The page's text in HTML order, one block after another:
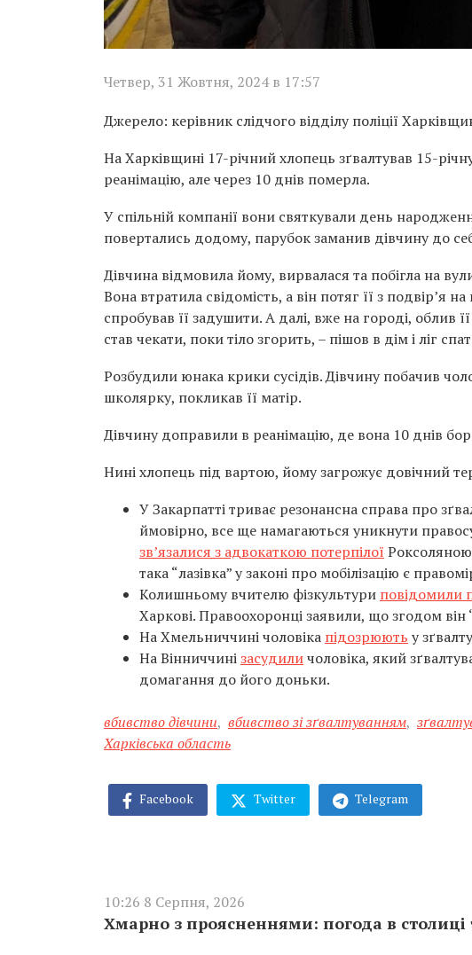
Четвер, 31 Жовтня, 2024 в 17:57
Джерело: керівник слідчого відділу поліції
На Харківщині 17-річний хлопець зґвалтував 15-
реанімацію, але через 10 днів померла.
У спільній компанії вони святкували день
повертались додому, парубок заманив дівчину до
Дівчина відмовила йому, вирвалася та побігла на
Вона втратила свідомість, а він потяг її з подвір’я
спробував її задушити. А далі, вже на городі, облив
став чекати, поки тіло згорить, – пішов в дім і ліг
Розбудили юнака крики сусідів. Дівчину побачив
школярку, покликав її матір.
Дівчину доправили в реанімацію, де вона 10 днів
Нині хлопець під вартою, йому загрожує довічний
У Закарпатті триває резонансна справа про
ймовірно, все ще намагаються уникнути
зв’язалися з адвокаткою потерпілої Роксоляною
така “лазівка” у законі про мобілізацію є
Колишньому вчителю фізкультури повідомили
Харкові. Правоохоронці заявили, що згодом він
На Хмельниччині чоловіка підозрюють у
На Вінниччинізасудиличоловіка, який
домагання до його доньки.
вбивство дівчини, вбивство зі зґвалтуванням,
Харківська область
Facebook Twitter Telegram
10:26 8 Серпня, 2026
Хмарно з проясненнями: погода в столиці